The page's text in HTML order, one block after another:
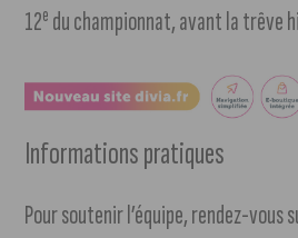
12e du championnat, avant la trêve
Informations pratiques
Pour soutenir l’équipe, rendez-vous